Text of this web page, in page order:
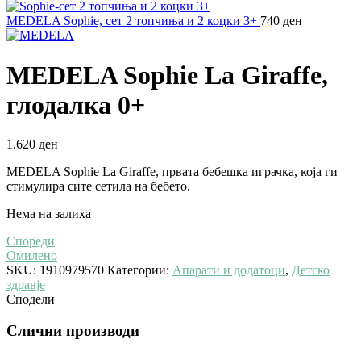
MEDELA Sophie, сет 2 топчиња и 2 коцки 3+ 740 ден
MEDELA Sophie La Giraffe,
глодалка 0+
1.620 ден
MEDELA Sophie La Giraffe, првата бебешка играчка, која ги
стимулира сите сетила на бебето.
Нема на залиха
Спореди
Омилено
SKU: 1910979570 Категории: Апарати и додатоци, Детско
здравје
Сподели
Слични производи